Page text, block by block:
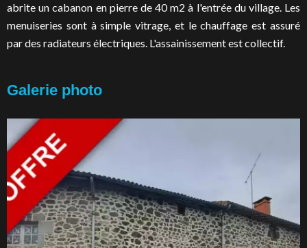
abrite un cabanon en pierre de 40 m2 à l'entrée du village. Les
menuiseries sont à simple vitrage, et le chauffage est assuré
par des radiateurs électriques. L'assainissement est collectif.
Galerie photo